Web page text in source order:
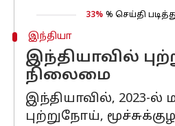
33% % செய்தி
இந்தியா
இந்தியாவில்
நிலைமை
இந்தியாவில், 2023-ல்
புற்றுநோய்,